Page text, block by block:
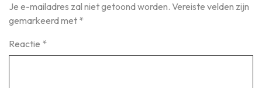
Je e-mailadres zal niet getoond worden. Vereiste velden zijn
gemarkeerd met *
Reactie *